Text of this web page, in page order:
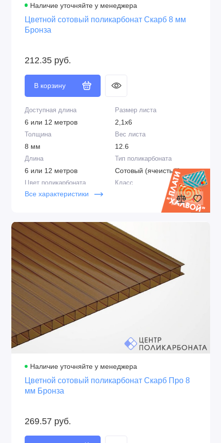
Наличие уточняйте у менеджера
Цветной сотовый поликарбонат Скарб 8 мм
Бронза
212.35 руб.
В корзину
Доступная длина
6 или 12 метров
Размер листа
2,1х6
Толщина
8 мм
Вес листа
12.6
Длина
6 или 12 метров
Тип поликарбоната
Сотовый (ячеистый)
Цвет поликарбоната
Бронза
Класс
Структура
2R
Срок эксплуатации
7-8 лет
Производитель
Сэлмакс Групп,
Беларусь
Защита от ультрафиолета
Двойная, стабилизатор в
структуре и напылённый
слой
Толщина UV слоя
50 микрон
Защитная плёнка
Крепление
На термошайбы
развёрнутом виде
Все характеристики
Наличие уточняйте у менеджера
Цветной сотовый поликарбонат Скарб Про 8
мм Бронза
269.57 руб.